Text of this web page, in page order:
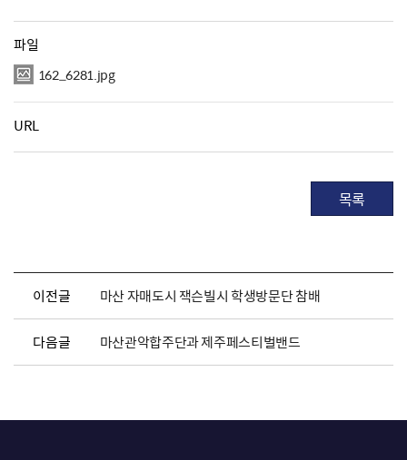
파일
162_6281.jpg
URL
목록
이전글 마산 자매도시 잭슨빌시 학생방문단 참배
다음글 마산관악합주단과 제주페스티벌밴드